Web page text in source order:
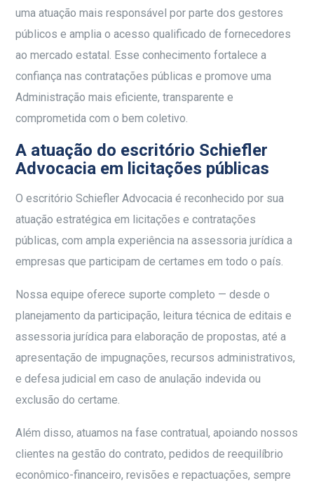
uma atuação mais responsável por parte dos gestores
públicos e amplia o acesso qualificado de fornecedores
ao mercado estatal. Esse conhecimento fortalece a
confiança nas contratações públicas e promove uma
Administração mais eficiente, transparente e
comprometida com o bem coletivo.
A atuação do escritório Schiefler
Advocacia em licitações públicas
O escritório Schiefler Advocacia é reconhecido por sua
atuação estratégica em licitações e contratações
públicas, com ampla experiência na assessoria jurídica a
empresas que participam de certames em todo o país.
Nossa equipe oferece suporte completo — desde o
planejamento da participação, leitura técnica de editais e
assessoria jurídica para elaboração de propostas, até a
apresentação de impugnações, recursos administrativos,
e defesa judicial em caso de anulação indevida ou
exclusão do certame.
Além disso, atuamos na fase contratual, apoiando nossos
clientes na gestão do contrato, pedidos de reequilíbrio
econômico-financeiro, revisões e repactuações, sempre